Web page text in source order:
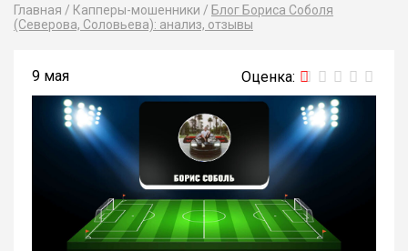
Главная / Капперы-мошенники / Блог Бориса Соболя
(Северова, Соловьева): анализ, отзывы
9 мая